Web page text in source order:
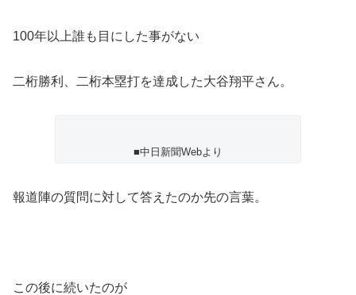
100年以上誰も目にした事がない
二桁勝利、二桁本塁打を達成した大谷翔平さん。
■中日新聞Webより
報道陣の質問に対して答えたのか先の言葉。
この後に続いたのが